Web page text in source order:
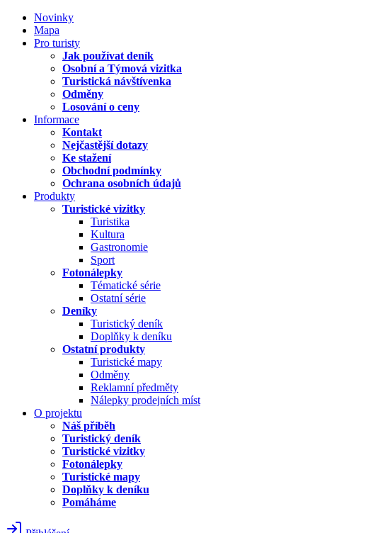
Novinky
Mapa
Pro turisty
Jak používat deník
Osobní a Týmová vizitka
Turistická návštívenka
Odměny
Losování o ceny
Informace
Kontakt
Nejčastější dotazy
Ke stažení
Obchodní podmínky
Ochrana osobních údajů
Produkty
Turistické vizitky
Turistika
Kultura
Gastronomie
Sport
Fotonálepky
Tématické série
Ostatní série
Deníky
Turistický deník
Doplňky k deníku
Ostatní produkty
Turistické mapy
Odměny
Reklamní předměty
Nálepky prodejních míst
O projektu
Náš příběh
Turistický deník
Turistické vizitky
Fotonálepky
Turistické mapy
Doplňky k deníku
Pomáháme